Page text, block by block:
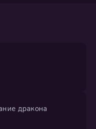
дракона